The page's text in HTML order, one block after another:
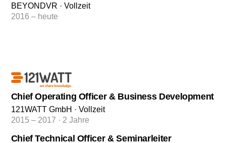
BEYONDVR · Vollzeit
2016 – heute
Chief Operating Officer & Business Development
121WATT GmbH · Vollzeit
2015 – 2017 · 2 Jahre
Chief Technical Officer & Seminarleiter